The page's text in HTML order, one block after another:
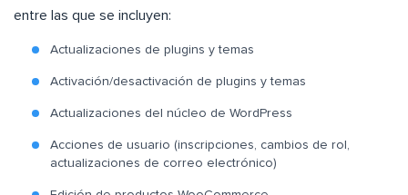
entre las que se incluyen:
Actualizaciones de plugins y temas
Activación/desactivación de plugins y temas
Actualizaciones del núcleo de WordPress
Acciones de usuario (inscripciones, cambios de rol,
actualizaciones de correo electrónico)